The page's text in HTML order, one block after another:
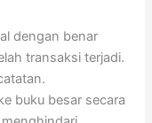
dengan benar
transaksi terjadi.
buku besar secara